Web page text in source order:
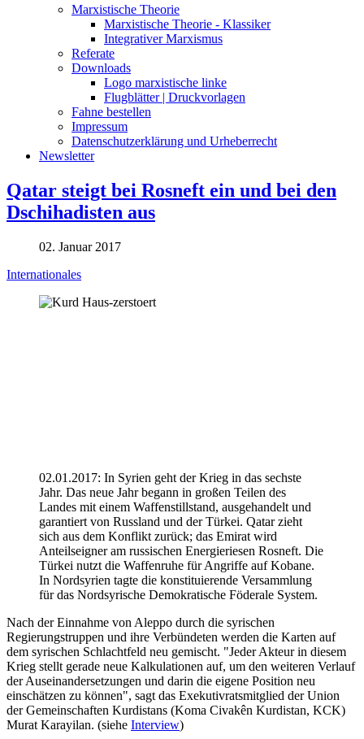
Marxistische Theorie
Marxistische Theorie - Klassiker
Integrativer Marxismus
Referate
Downloads
Logo marxistische linke
Flugblätter | Druckvorlagen
Fahne bestellen
Impressum
Datenschutzerklärung und Urheberrecht
Newsletter
Qatar steigt bei Rosneft ein und bei den
Dschihadisten aus
02. Januar 2017
Internationales
02.01.2017: In Syrien geht der Krieg in das sechste
Jahr. Das neue Jahr begann in großen Teilen des
Landes mit einem Waffenstillstand, ausgehandelt und
garantiert von Russland und der Türkei. Qatar zieht
sich aus dem Konflikt zurück; das Emirat wird
Anteilseigner am russischen Energieriesen Rosneft. Die
Türkei nutzt die Waffenruhe für Angriffe auf Kobane.
In Nordsyrien tagte die konstituierende Versammlung
für das Nordsyrische Demokratische Föderale System.
Nach der Einnahme von Aleppo durch die syrischen
Regierungstruppen und ihre Verbündeten werden die Karten auf
dem syrischen Schlachtfeld neu gemischt. "Jeder Akteur in diesem
Krieg stellt gerade neue Kalkulationen auf, um den weiteren Verlauf
der Auseinandersetzungen und darin die eigene Position neu
einschätzen zu können", sagt das Exekutivratsmitglied der Union
der Gemeinschaften Kurdistans (Koma Civakên Kurdistan, KCK)
Murat Karayilan. (siehe Interview)